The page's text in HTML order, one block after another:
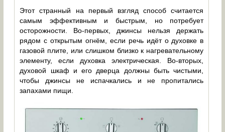
Этот странный на первый взгляд способ считается
самым эффективным и быстрым, но потребует
осторожности. Во-первых, джинсы нельзя держать
рядом с открытым огнём, если речь идёт о духовке в
газовой плите, или слишком близко к нагревательному
элементу, если духовка электрическая. Во-вторых,
духовой шкаф и его дверца должны быть чистыми,
чтобы джинсы не испачкались и не пропитались
запахами пищи.